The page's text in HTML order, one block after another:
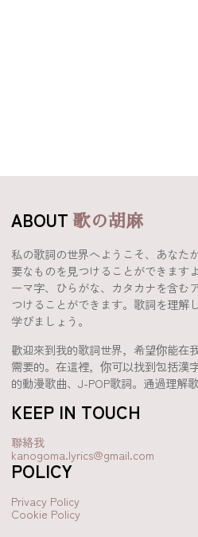
ABOUT歌の胡麻
私の歌詞の世界へようこそ、あなた
要なものを見つけることができます
ーマ字、ひらがな、カタカナを含む
つけることができます。歌詞を理解
学びましょう。
歡迎來到我的歌詞世界，希望你能在
需要的。在這裡，你可以找到包括漢
的動漫歌曲、J-POP歌詞。通過理解
KEEP IN TOUCH
聯絡我
kanogoma.lyrics@gmail.com
POLICY
Privacy Policy
Cookie Policy